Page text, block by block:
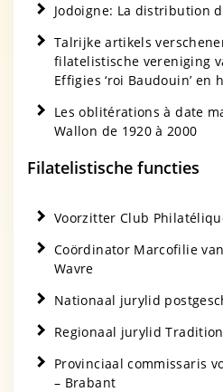
Jodoigne: La distribution
Talrijke artikels
filatelistische vereniging
Effigies ‘roi Baudouin’ en
Les oblitérations à date
Wallon de 1920 à 2000
Filatelistische functies
Voorzitter Club
Coördinator Marcofilie
Wavre
Nationaal jurylid
Regionaal jurylid
Provinciaal commissaris
– Brabant